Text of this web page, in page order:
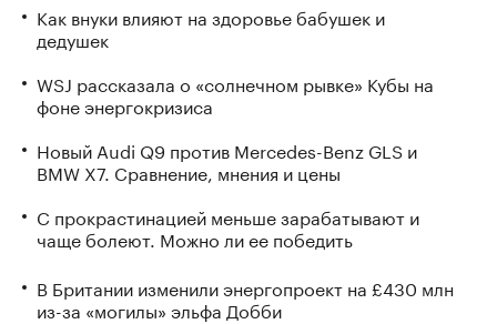
Как внуки влияют на здоровье бабушек и
дедушек
WSJ рассказала о «солнечном рывке» Кубы на
фоне энергокризиса
Новый Audi Q9 против Mercedes-Benz GLS и
BMW X7. Сравнение, мнения и цены
С прокрастинацией меньше зарабатывают и
чаще болеют. Можно ли ее победить
В Британии изменили энергопроект на £430 млн
из-за «могилы» эльфа Добби